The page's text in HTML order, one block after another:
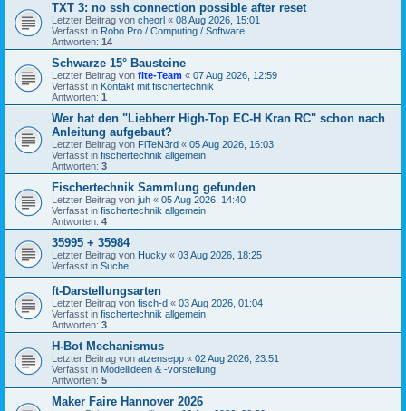
TXT 3: no ssh connection possible after reset
Letzter Beitrag von cheorl « 08 Aug 2026, 15:01
Verfasst in Robo Pro / Computing / Software
Antworten: 14
Schwarze 15° Bausteine
Letzter Beitrag von fite-Team « 07 Aug 2026, 12:59
Verfasst in Kontakt mit fischertechnik
Antworten: 1
Wer hat den "Liebherr High-Top EC-H Kran RC" schon nach
Anleitung aufgebaut?
Letzter Beitrag von FiTeN3rd « 05 Aug 2026, 16:03
Verfasst in fischertechnik allgemein
Antworten: 3
Fischertechnik Sammlung gefunden
Letzter Beitrag von juh « 05 Aug 2026, 14:40
Verfasst in fischertechnik allgemein
Antworten: 4
35995 + 35984
Letzter Beitrag von Hucky « 03 Aug 2026, 18:25
Verfasst in Suche
ft-Darstellungsarten
Letzter Beitrag von fisch-d « 03 Aug 2026, 01:04
Verfasst in fischertechnik allgemein
Antworten: 3
H-Bot Mechanismus
Letzter Beitrag von atzensepp « 02 Aug 2026, 23:51
Verfasst in Modellideen & -vorstellung
Antworten: 5
Maker Faire Hannover 2026